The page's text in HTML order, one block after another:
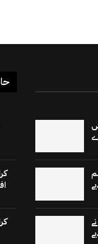
برٹش